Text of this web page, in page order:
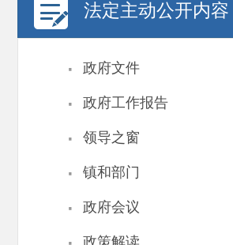
法定主动公开内容
· 政府文件
· 政府工作报告
· 领导之窗
· 镇和部门
· 政府会议
政策解读